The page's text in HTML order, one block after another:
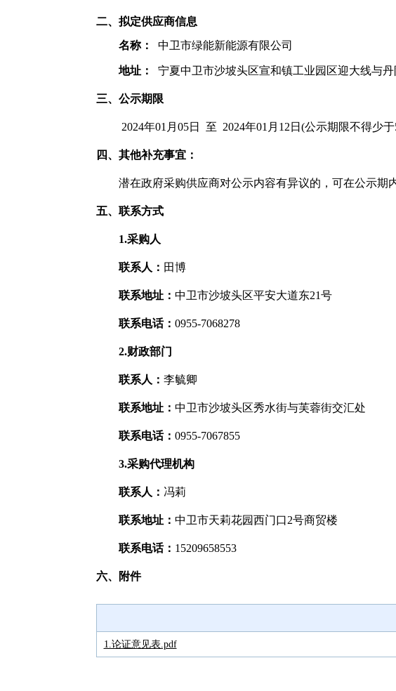
二、拟定供应商信息
名称：
中卫市绿能新能源有限公司
地址： 宁夏中卫市沙坡头区宣和镇工业园区迎大线与
三、公示期限
2024年01月05日 至 2024年01月12日(公示期限不得少于
四、其他补充事宜：
潜在政府采购供应商对公示内容有异议的，可在公示期
五、联系方式
1.采购人
联系人： 田博
联系地址： 中卫市沙坡头区平安大道东21号
联系电话： 0955-7068278
2.财政部门
联系人： 李毓卿
联系地址： 中卫市沙坡头区秀水街与芙蓉街交汇处
联系电话： 0955-7067855
3.采购代理机构
联系人： 冯莉
联系地址： 中卫市天莉花园西门口2号商贸楼
联系电话： 15209658553
六、附件
1.论证意见表.pdf